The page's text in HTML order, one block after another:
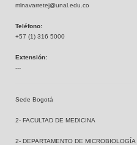
mlnavarretej@unal.edu.co
Teléfono:
+57 (1) 316 5000
Extensión:
---
Sede Bogotá
2- FACULTAD DE MEDICINA
2- DEPARTAMENTO DE MICROBIOLOGÍA